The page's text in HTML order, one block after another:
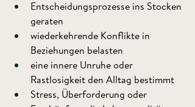
Entscheidungsprozesse ins Stocken
geraten
wiederkehrende Konflikte in
Beziehungen belasten
eine innere Unruhe oder
Rastlosigkeit den Alltag bestimmt
Stress, Überforderung oder